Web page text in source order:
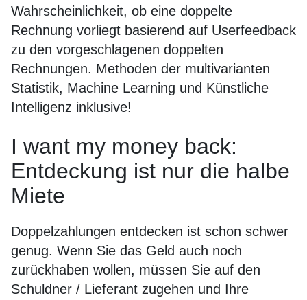
Wahrscheinlichkeit, ob eine doppelte
Rechnung vorliegt basierend auf Userfeedback
zu den vorgeschlagenen doppelten
Rechnungen. Methoden der multivarianten
Statistik, Machine Learning und Künstliche
Intelligenz inklusive!
I want my money back:
Entdeckung ist nur die halbe
Miete
Doppelzahlungen entdecken ist schon schwer
genug. Wenn Sie das Geld auch noch
zurückhaben wollen, müssen Sie auf den
Schuldner / Lieferant zugehen und Ihre